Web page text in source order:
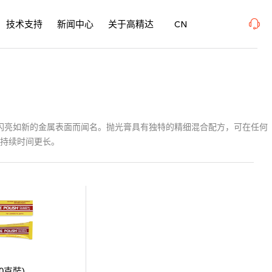
会 、上海新国际博览中心· 浦东、W1馆E21 、欢迎莅临指导 2026年08月
技术支持 新闻中心 关于高精达 CN
如新的金属表面而闻名。抛光膏具有独特的精细混合配方，可在任何
续时间更长。